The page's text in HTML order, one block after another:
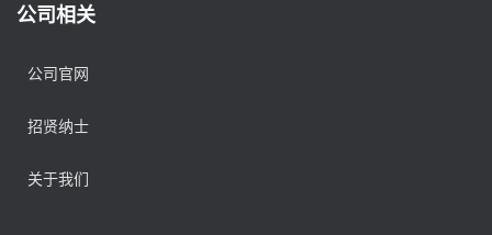
公司相关
公司官网
招贤纳士
关于我们